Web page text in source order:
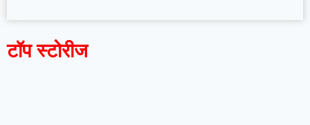
टॉप स्टोरीज